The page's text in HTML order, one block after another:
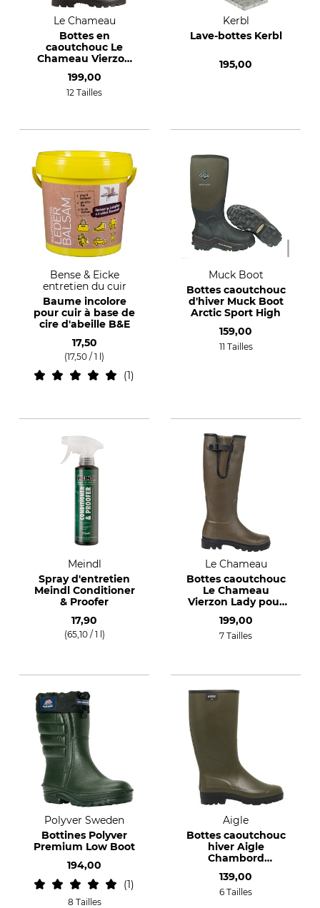
Le Chameau
Bottes en
caoutchouc Le
Chameau Vierzon
199,00
12 Tailles
Kerbl
Lave-bottes Kerbl
195,00
Bense & Eicke
entretien du cuir
Baume incolore
pour cuir à base de
cire d'abeille B&E
17,50
(17,50 / 1 l)
1
Muck Boot
Bottes caoutchouc
d'hiver Muck Boot
Arctic Sport High
159,00
11 Tailles
Meindl
Spray d'entretien
Meindl Conditioner
& Proofer
17,90
(65,10 / 1 l)
Le Chameau
Bottes caoutchouc
Le Chameau
Vierzon Lady pour
199,00
7 Tailles
Polyver Sweden
Bottines Polyver
Premium Low Boot
194,00
1
8 Tailles
Aigle
Bottes caoutchouc
hiver Aigle
Chambord
139,00
6 Tailles